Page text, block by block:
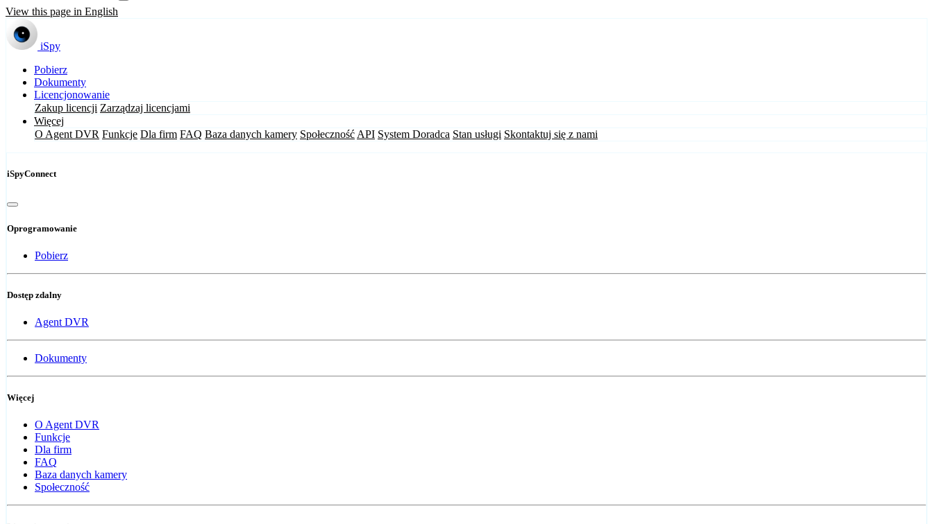
View this page in English
iSpy
Pobierz
Dokumenty
Licencjonowanie
Zakup licencji Zarządzaj licencjami
Więcej
O Agent DVR Funkcje Dla firm FAQ Baza danych kamery Społeczność API System Doradca Stan usługi Skontaktuj się z nami
iSpyConnect
Oprogramowanie
Pobierz
Dostęp zdalny
Agent DVR
Dokumenty
Więcej
O Agent DVR
Funkcje
Dla firm
FAQ
Baza danych kamery
Społeczność